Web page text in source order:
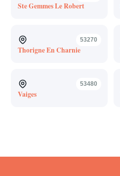
Ste Gemmes Le Robert
53270
Thorigne En Charnie
53480
Vaiges